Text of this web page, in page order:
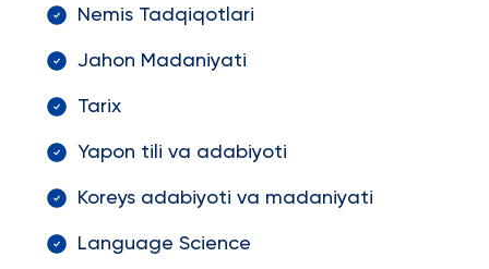
Nemis Tadqiqotlari
Jahon Madaniyati
Tarix
Yapon tili va adabiyoti
Koreys adabiyoti va madaniyati
Language Science